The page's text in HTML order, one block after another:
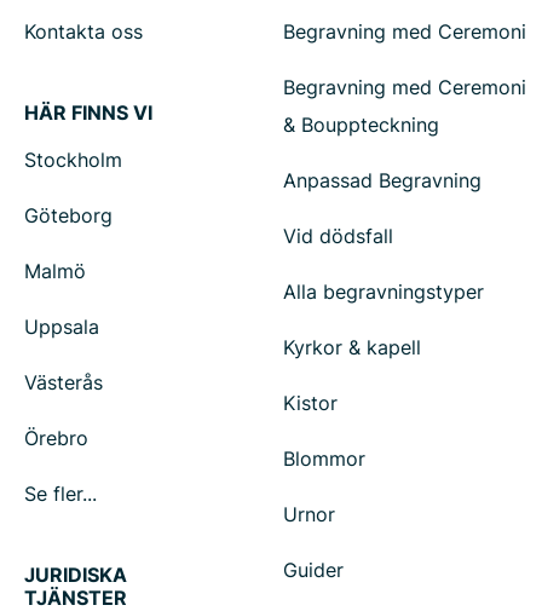
Kontakta oss
HÄR FINNS VI
Stockholm
Göteborg
Malmö
Uppsala
Västerås
Örebro
Se fler...
Begravning med Ceremoni
Begravning med Ceremoni
& Bouppteckning
Anpassad Begravning
Vid dödsfall
Alla begravningstyper
Kyrkor & kapell
Kistor
Blommor
Urnor
Guider
JURIDISKA
TJÄNSTER